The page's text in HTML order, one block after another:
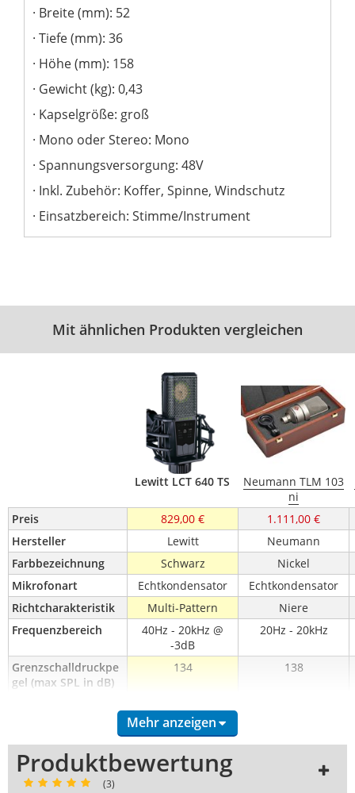
Breite (mm): 52
Tiefe (mm): 36
Höhe (mm): 158
Gewicht (kg): 0,43
Kapselgröße: groß
Mono oder Stereo: Mono
Spannungsversorgung: 48V
Inkl. Zubehör: Koffer, Spinne, Windschutz
Einsatzbereich: Stimme/Instrument
Mit ähnlichen Produkten vergleichen
Lewitt LCT 640 TS
Neumann TLM 103
ni
Preis 829,00 €
1.111,00 €
Hersteller
Lewitt
Neumann
Farbbezeichnung
Schwarz
Nickel
Mikrofonart
Echtkondensator
Echtkondensator
Richtcharakteristik
Multi-Pattern
Niere
Frequenzbereich
40Hz - 20kHz @
-3dB
20Hz - 20kHz
Grenzschalldruckpe
gel (max SPL in dB)
134 138
Anschluss
XLR 3 Pol & Mini
XLR 3 Pol
Mehr anzeigen
Produktbewertung
(3)